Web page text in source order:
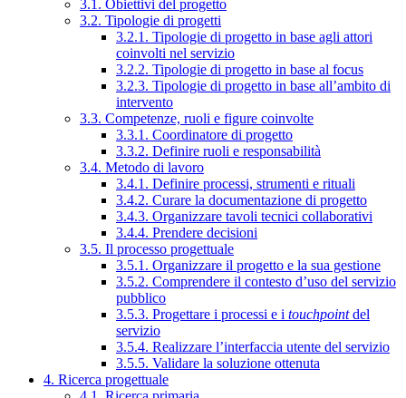
3.1. Obiettivi del progetto
3.2. Tipologie di progetti
3.2.1. Tipologie di progetto in base agli attori
coinvolti nel servizio
3.2.2. Tipologie di progetto in base al focus
3.2.3. Tipologie di progetto in base all’ambito di
intervento
3.3. Competenze, ruoli e figure coinvolte
3.3.1. Coordinatore di progetto
3.3.2. Definire ruoli e responsabilità
3.4. Metodo di lavoro
3.4.1. Definire processi, strumenti e rituali
3.4.2. Curare la documentazione di progetto
3.4.3. Organizzare tavoli tecnici collaborativi
3.4.4. Prendere decisioni
3.5. Il processo progettuale
3.5.1. Organizzare il progetto e la sua gestione
3.5.2. Comprendere il contesto d’uso del servizio
pubblico
3.5.3. Progettare i processi e i touchpointdel
servizio
3.5.4. Realizzare l’interfaccia utente del servizio
3.5.5. Validare la soluzione ottenuta
4. Ricerca progettuale